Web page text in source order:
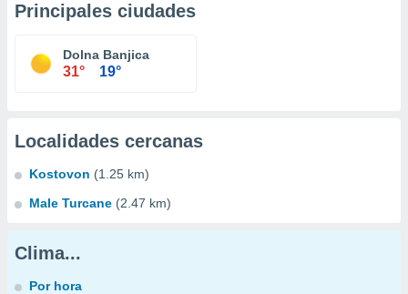
Principales ciudades
Dolna Banjica
31° 19°
Localidades cercanas
Kostovon (1.25 km)
Male Turcane (2.47 km)
Clima...
Por hora